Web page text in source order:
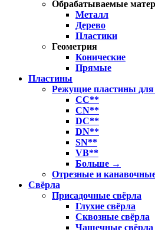
Обрабатываемые
Металл
Дерево
Пластики
Геометрия
Конические
Прямые
Пластины
Режущие пластины для
CC**
CN**
DC**
DN**
SN**
VB**
Больше →
Отрезные и
Свёрла
Присадочные свёрла
Глухие свёрла
Сквозные свёрла
Чашечные свёрла